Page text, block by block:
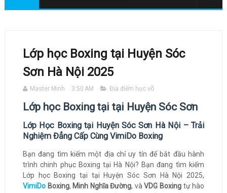
Lớp học Boxing tại Huyện Sóc
Sơn Hà Nội 2025
Master Minh 3:50 AM Địa điểm học võ
Lớp học Boxing tại tại Huyện Sóc Sơn
Lớp Học Boxing tại Huyện Sóc Sơn Hà Nội – Trải
Nghiệm Đẳng Cấp Cùng VimiDo Boxing
Bạn đang tìm kiếm một địa chỉ uy tín để bắt đầu hành
trình chinh phục Boxing tại Hà Nội? Bạn đang tìm kiếm
Lớp học Boxing tại tại Huyện Sóc Sơn Hà Nội 2025,
VimiDoBoxing, Minh Nghĩa Đường, vàVDG Boxingtự hào